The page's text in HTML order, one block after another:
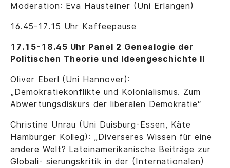
Moderation: Eva Hausteiner (Uni Erlangen)
16.45-17.15 Uhr Kaffeepause
17.15-18.45 Uhr Panel 2 Genealogie der
Politischen Theorie und Ideengeschichte II
Oliver Eberl (Uni Hannover):
„Demokratiekonflikte und Kolonialismus. Zum
Abwertungsdiskurs der liberalen Demokratie“
Christine Unrau (Uni Duisburg-Essen, Käte
Hamburger Kolleg): „Diverseres Wissen für eine
andere Welt? Lateinamerikanische Beiträge zur
Globali- sierungskritik in der (Internationalen)